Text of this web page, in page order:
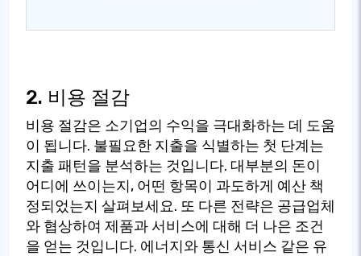
2. 비용 절감
비용 절감은 소기업의 수익을 극대화하는 데 도움
이 됩니다. 불필요한 지출을 식별하는 첫 단계는
지출 패턴을 분석하는 것입니다. 대부분의 돈이
어디에 쓰이는지, 어떤 항목이 과도하게 예산 책
정되었는지 살펴보세요. 또 다른 전략은 공급업체
와 협상하여 제품과 서비스에 대해 더 나은 조건
을 얻는 것입니다. 에너지와 통신 서비스 같은 유